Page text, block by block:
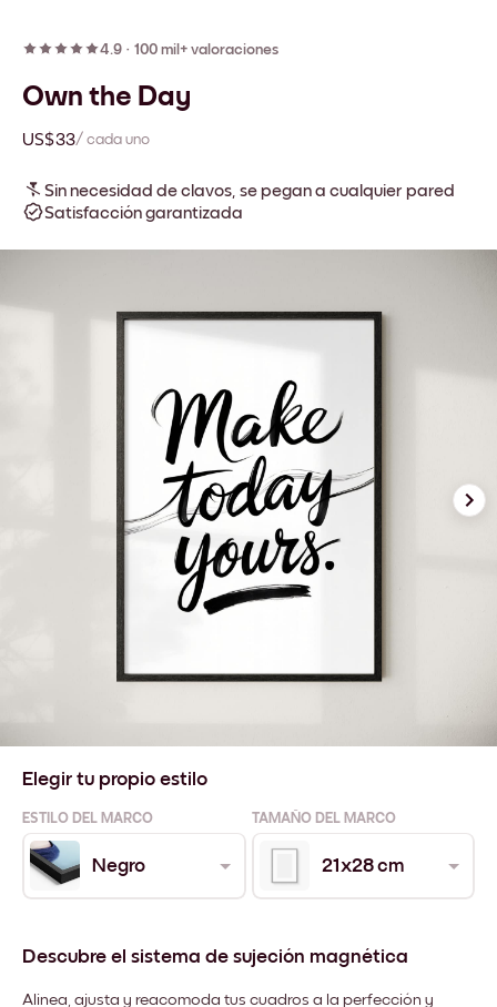
4.9 · 100 mil+ valoraciones
Own the Day
US$33/ cada uno
Sin necesidad de clavos, se pegan a cualquier pared
Satisfacción garantizada
Elegir tu propio estilo
ESTILO DEL MARCO TAMAÑO DEL MARCO
Negro 21x28 cm
Descubre el sistema de sujeción magnética
Alinea, ajusta y reacomoda tus cuadros a la perfección y